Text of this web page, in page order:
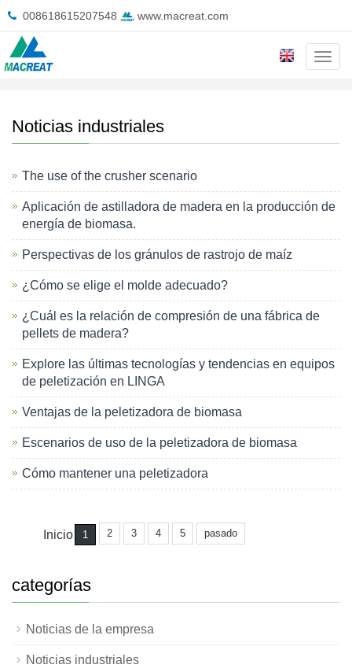
008618615207548 www.macreat.com
Inicio
Noticias industriales
The use of the crusher scenario
Aplicación de astilladora de madera en la producción de
energía de biomasa.
Perspectivas de los gránulos de rastrojo de maíz
¿Cómo se elige el molde adecuado?
¿Cuál es la relación de compresión de una fábrica de
pellets de madera?
Explore las últimas tecnologías y tendencias en equipos
de peletización en LINGA
Ventajas de la peletizadora de biomasa
Escenarios de uso de la peletizadora de biomasa
Cómo mantener una peletizadora
Inicio 1 2 3 4 5 pasado
categorías
Noticias de la empresa
Noticias industriales